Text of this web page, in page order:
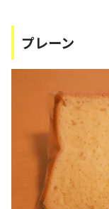
プレーン